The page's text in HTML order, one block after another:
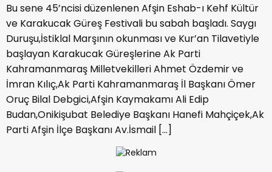
Bu sene 45’ncisi düzenlenen Afşin Eshab-ı Kehf Kültür
ve Karakucak Güreş Festivali bu sabah başladı. Saygı
Duruşu,İstiklal Marşının okunması ve Kur’an Tilavetiyle
başlayan Karakucak Güreşlerine Ak Parti
Kahramanmaraş Milletvekilleri Ahmet Özdemir ve
İmran Kılıç,Ak Parti Kahramanmaraş İl Başkanı Ömer
Oruç Bilal Debgici,Afşin Kaymakamı Ali Edip
Budan,Onikişubat Belediye Başkanı Hanefi Mahçiçek,Ak
Parti Afşin İlçe Başkanı Av.İsmail […]